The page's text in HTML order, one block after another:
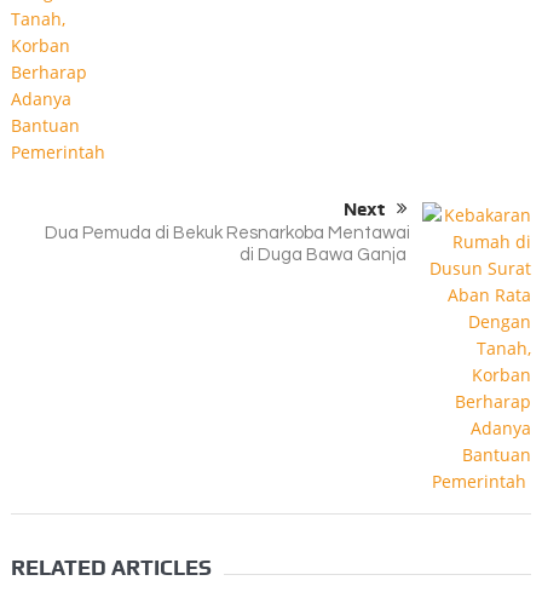
Next
Dua Pemuda di Bekuk Resnarkoba Mentawai
di Duga Bawa Ganja
RELATED ARTICLES